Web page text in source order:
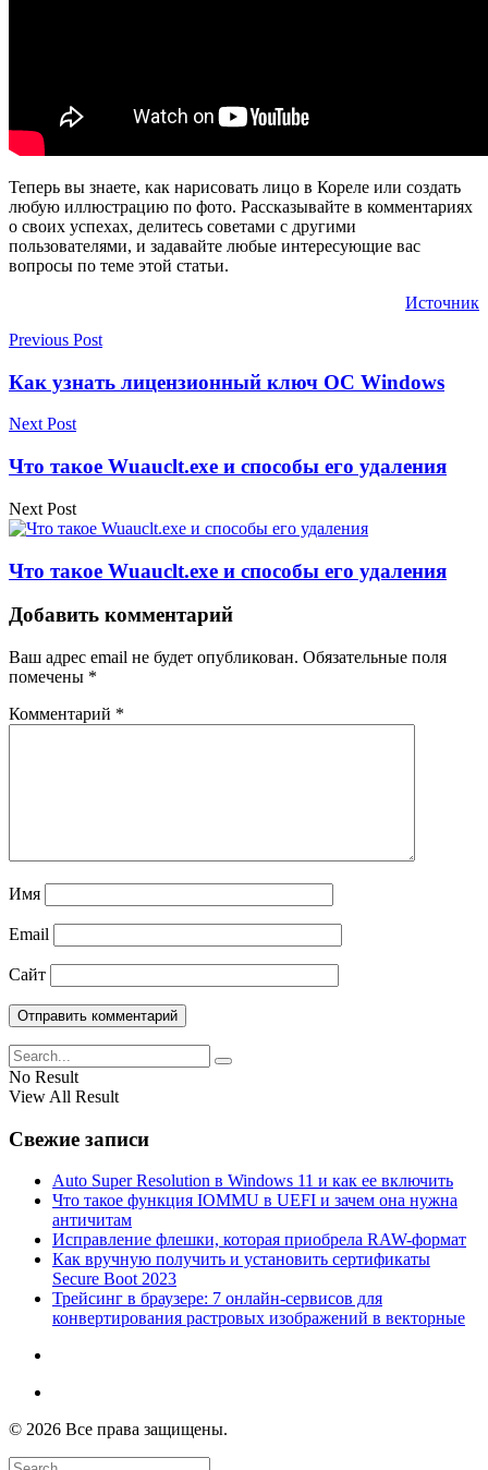
Теперь вы знаете, как нарисовать лицо в Кореле или создать
любую иллюстрацию по фото. Рассказывайте в комментариях
о своих успехах, делитесь советами с другими
пользователями, и задавайте любые интересующие вас
вопросы по теме этой статьи.
Источник
Previous Post
Как узнать лицензионный ключ ОС Windows
Next Post
Что такое Wuauclt.exe и способы его удаления
Next Post
Что такое Wuauclt.exe и способы его удаления
Добавить комментарий
Ваш адрес email не будет опубликован. Обязательные поля
помечены *
Комментарий *
Имя
Email
Сайт
No Result
View All Result
Свежие записи
Auto Super Resolution в Windows 11 и как ее включить
Что такое функция IOMMU в UEFI и зачем она нужна
античитам
Исправление флешки, которая приобрела RAW-формат
Как вручную получить и установить сертификаты
Secure Boot 2023
Трейсинг в браузере: 7 онлайн-сервисов для
конвертирования растровых изображений в векторные
© 2026 Все права защищены.